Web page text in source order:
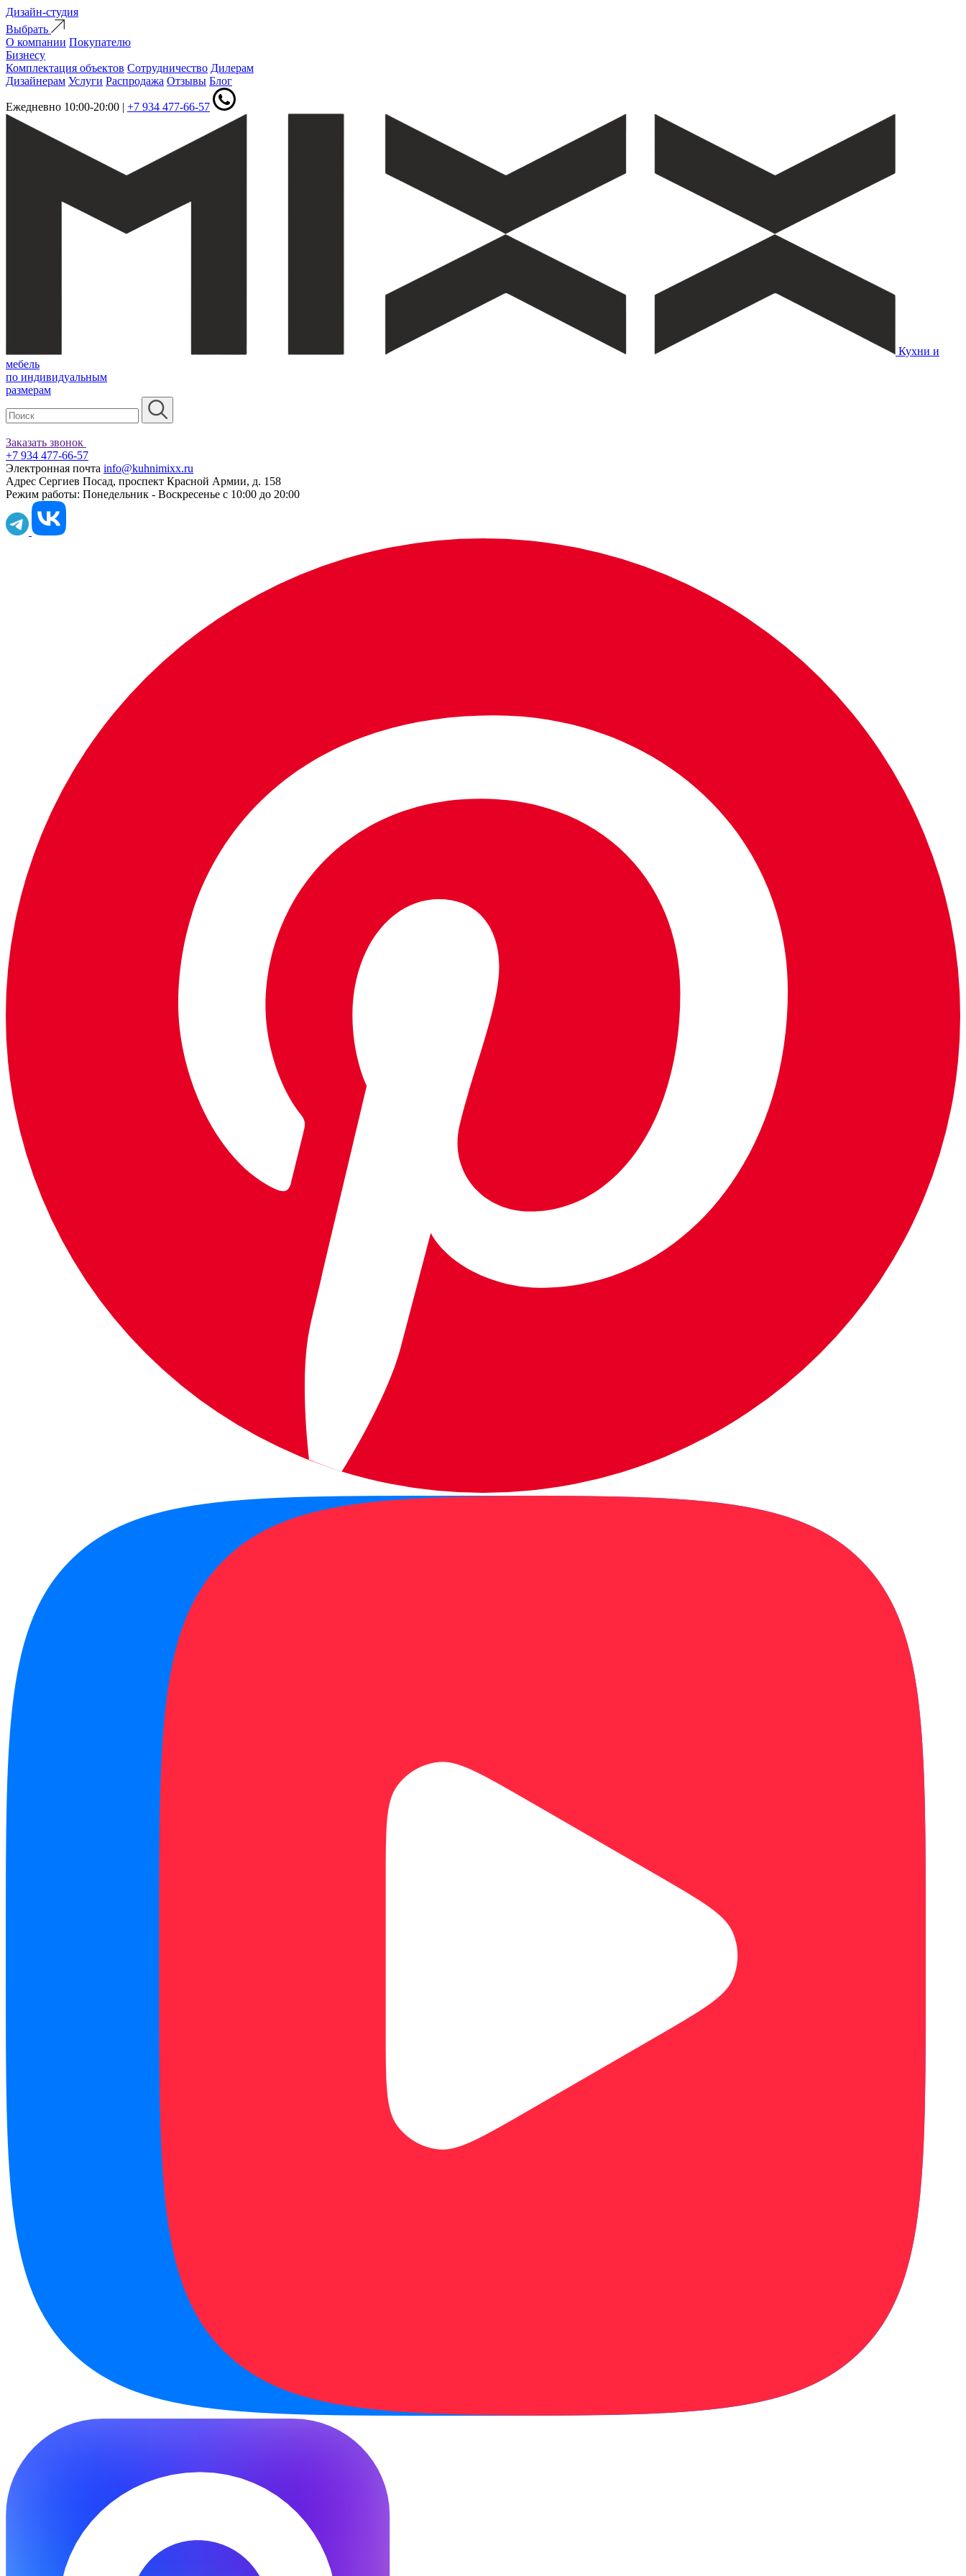
Дизайн-студия
Выбрать
О компании Покупателю
Бизнесу
Комплектация объектов Сотрудничество Дилерам
Дизайнерам Услуги Распродажа Отзывы Блог
Ежедневно 10:00-20:00 | +7 934 477-66-57
Кухни и
мебель
по индивидуальным
размерам
Заказать звонок
+7 934 477-66-57
Электронная почта info@kuhnimixx.ru
Адрес Сергиев Посад, проспект Красной Армии, д. 158
Режим работы: Понедельник - Воскресенье с 10:00 до 20:00